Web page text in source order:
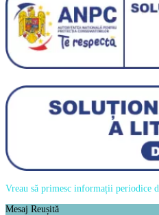
Vreau să primesc informații periodice
Mesaj Reușită